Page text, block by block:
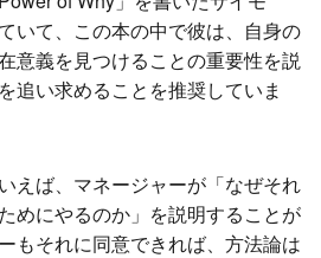
いて、この本の中で彼は、自身の
意義を見つけることの重要性を説
追い求めることを推奨していま
えば、マネージャーが「なぜそれ
めにやるのか」を説明することが
もそれに同意できれば、方法論は